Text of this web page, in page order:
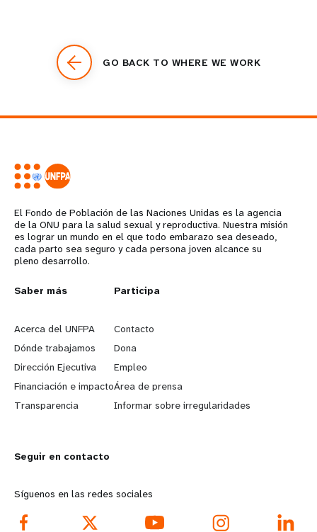
GO BACK TO WHERE WE WORK
El Fondo de Población de las Naciones Unidas es la agencia
de la ONU para la salud sexual y reproductiva. Nuestra misión
es lograr un mundo en el que todo embarazo sea deseado,
cada parto sea seguro y cada persona joven alcance su
pleno desarrollo.
L
e
a
r
n
o
r
e
Saber más
Acerca del UNFPA
Dónde trabajamos
Dirección Ejecutiva
Financiación e impacto
Transparencia
G
o
b
e
y
d
Participa
Contacto
Dona
Empleo
Área de prensa
Informar sobre irregularidades
Seguir en contacto
Síguenos en las redes sociales